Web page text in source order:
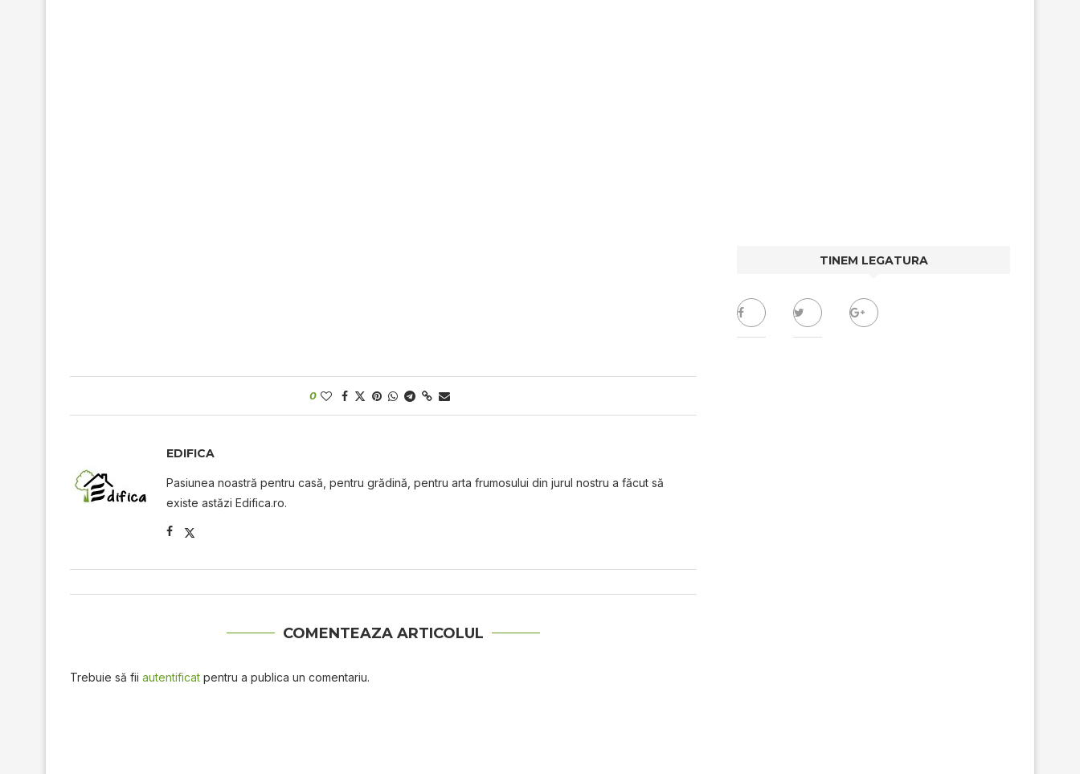
0
EDIFICA
Pasiunea noastră pentru casă, pentru grădină, pentru arta frumosului din jurul nostru a făcut să
existe astăzi Edifica.ro.
COMENTEAZA ARTICOLUL
Trebuie să fii autentificat pentru a publica un comentariu.
TINEM LEGATURA